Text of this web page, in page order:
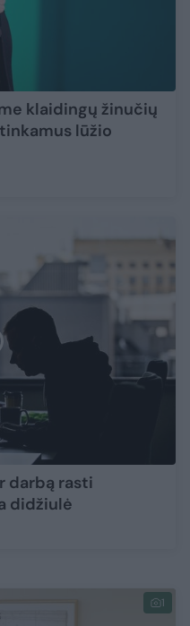
klaidingų žinučių
lūžio
darbą rasti
didžiulė
1